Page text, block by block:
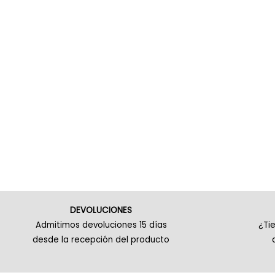
DEVOLUCIONES
Admitimos devoluciones 15 días
desde la recepción del producto